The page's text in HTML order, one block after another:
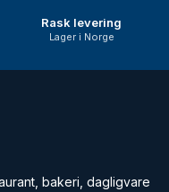
Rask levering
Lager i Norge
bakeri, dagligvare